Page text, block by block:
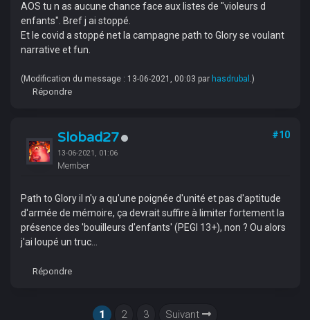
AOS tu n as aucune chance face aux listes de "violeurs d
enfants". Bref j ai stoppé.
Et le covid a stoppé net la campagne path to Glory se voulant
narrative et fun.
(Modification du message : 13-06-2021, 00:03 par hasdrubal .)
Répondre
Slobad27
13-06-2021, 01:06
Member
#10
Path to Glory il n'y a qu'une poignée d'unité et pas d'aptitude
d'armée de mémoire, ça devrait suffire à limiter fortement la
présence des 'bouilleurs d'enfants' (PEGI 13+), non ? Ou alors
j'ai loupé un truc...
Répondre
1 2 3 Suivant